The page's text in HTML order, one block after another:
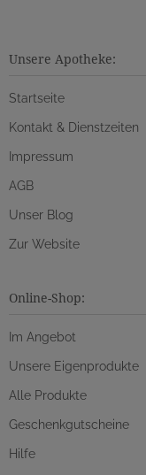
Unsere Apotheke:
Startseite
Kontakt & Dienstzeiten
Impressum
AGB
Unser Blog
Zur Website
Online-Shop:
Im Angebot
Unsere Eigenprodukte
Alle Produkte
Geschenkgutscheine
Hilfe